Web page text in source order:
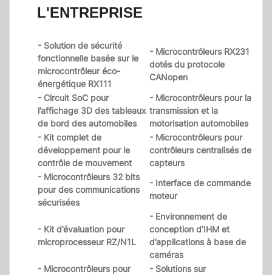
L'ENTREPRISE
- Solution de sécurité
fonctionnelle basée sur le
microcontrôleur éco-
énergétique RX111
- Microcontrôleurs RX231
dotés du protocole
CANopen
- Circuit SoC pour
l’affichage 3D des tableaux
de bord des automobiles
- Microcontrôleurs pour la
transmission et la
motorisation automobiles
- Kit complet de
développement pour le
contrôle de mouvement
- Microcontrôleurs pour
contrôleurs centralisés de
capteurs
- Microcontrôleurs 32 bits
pour des communications
sécurisées
- Interface de commande
moteur
- Kit d’évaluation pour
microprocesseur RZ/N1L
- Environnement de
conception d’IHM et
d’applications à base de
caméras
- Microcontrôleurs pour
- Solutions sur